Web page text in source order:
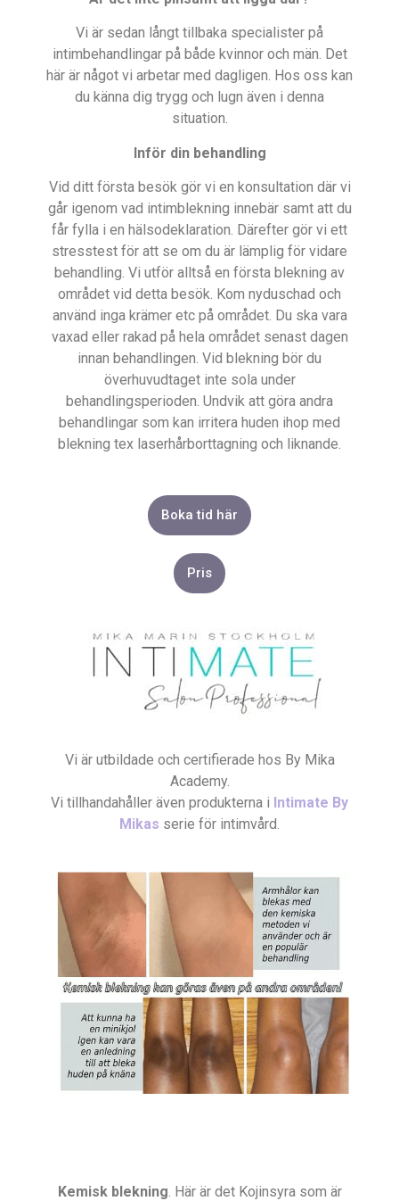
Vi är sedan långt tillbaka specialister på
intimbehandlingar på både kvinnor och män. Det
här är något vi arbetar med dagligen. Hos oss kan
du känna dig trygg och lugn även i denna
situation.
Inför din behandling
Vid ditt första besök gör vi en konsultation där vi
går igenom vad intimblekning innebär samt att du
får fylla i en hälsodeklaration. Därefter gör vi ett
stresstest för att se om du är lämplig för vidare
behandling. Vi utför alltså en första blekning av
området vid detta besök. Kom nyduschad och
använd inga krämer etc på området. Du ska vara
vaxad eller rakad på hela området senast dagen
innan behandlingen. Vid blekning bör du
överhuvudtaget inte sola under
behandlingsperioden. Undvik att göra andra
behandlingar som kan irritera huden ihop med
blekning tex laserhårborttagning och liknande.
Boka tid här
Pris
Vi är utbildade och certifierade hos By Mika
Academy.
Vi tillhandahåller även produkterna i Intimate By
Mikas serie för intimvård.
Kemisk blekning . Här är det Kojinsyra som är